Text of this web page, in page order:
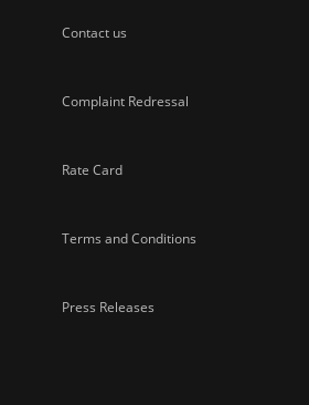
Contact us
Complaint Redressal
Rate Card
Terms and Conditions
Press Releases